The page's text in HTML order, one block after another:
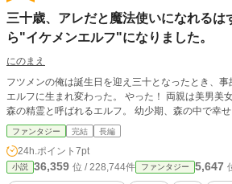
三十歳、アレだと魔法使いになれるは
ら"イケメンエルフ"になりました。
にのまえ
フツメンの俺は誕生日を迎え三十となったとき、
エルフに生まれ変わった。 やった！ 両親は美男美女！ 魔法、イケメン、長寿、
森の精霊と呼ばれるエルフ。 幼
ファンタジー 完結 長編
24h.ポイント 7pt
小説 36,359 位 / 228,744件 ファンタジー 5,647